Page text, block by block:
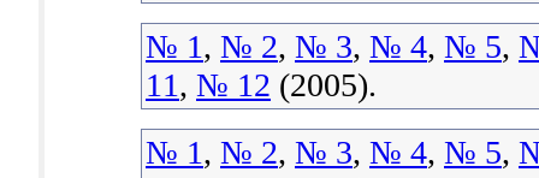
№ 1, № 2, № 3, № 4, № 5,
11, № 12 (2005).
№ 1, № 2, № 3, № 4, № 5,